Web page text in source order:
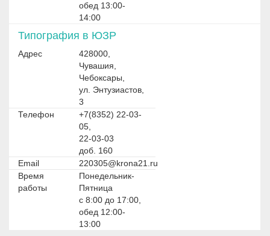
обед 13:00-
14:00
Типография в ЮЗР
Адрес
428000,
Чувашия,
Чебоксары,
ул. Энтузиастов,
3
Телефон
+7(8352) 22-03-
05,
22-03-03
доб. 160
Email
220305@krona21.ru
Время
работы
Понедельник-
Пятница
с 8:00 до 17:00,
обед 12:00-
13:00